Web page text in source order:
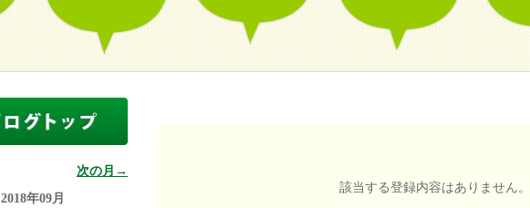
次の月→
2018年09月
該当する登録内容はありません。